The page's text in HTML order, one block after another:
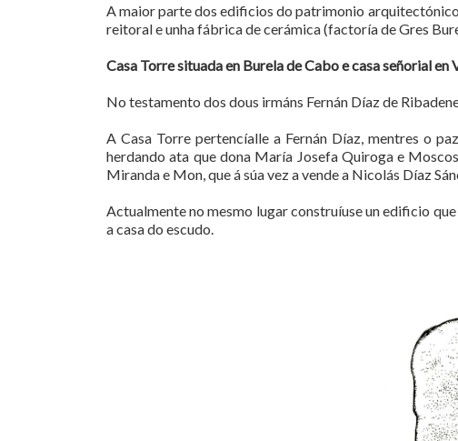
A maior parte dos edificios do patrimonio arquitectónico
reitoral e unha fábrica de cerámica (factoría de Gres
Casa Torre situada en Burela de Cabo e casa señorial en
No testamento dos dous irmáns Fernán Díaz de
A Casa Torre pertencíalle a Fernán Díaz, mentres o
herdando ata que dona María Josefa Quiroga e
Miranda e Mon, que á súa vez a vende a Nicolás Díaz
Actualmente no mesmo lugar construíuse un edificio
a casa do escudo.